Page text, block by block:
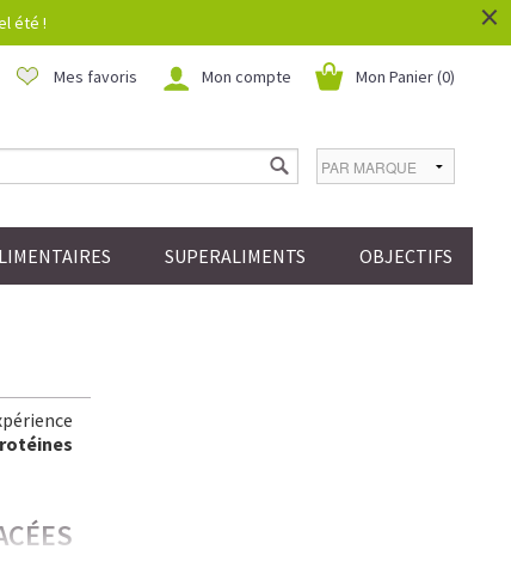
été ! ×
Mon Panier (0)
Mon compte
Mes favoris
SUPERALIMENTS OBJECTIFS